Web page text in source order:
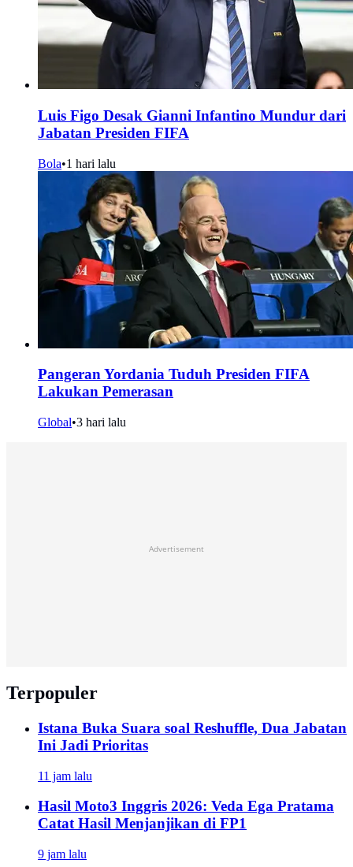
Luis Figo Desak Gianni Infantino Mundur dari
Jabatan Presiden FIFA
Bola•1 hari lalu
Pangeran Yordania Tuduh Presiden FIFA
Lakukan Pemerasan
Global•3 hari lalu
Advertisement
Terpopuler
Istana Buka Suara soal Reshuffle, Dua Jabatan
Ini Jadi Prioritas
11 jam lalu
Hasil Moto3 Inggris 2026: Veda Ega Pratama
Catat Hasil Menjanjikan di FP1
9 jam lalu